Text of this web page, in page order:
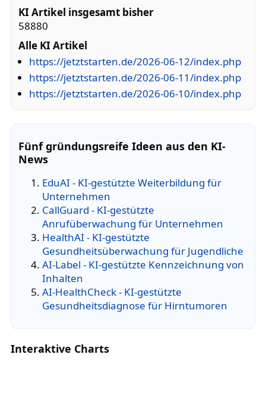
KI Artikel insgesamt bisher
58880
Alle KI Artikel
https://jetztstarten.de/2026-06-12/index.php
https://jetztstarten.de/2026-06-11/index.php
https://jetztstarten.de/2026-06-10/index.php
Fünf gründungsreife Ideen aus den KI-
News
EduAI - KI-gestützte Weiterbildung für
Unternehmen
CallGuard - KI-gestützte
Anrufüberwachung für Unternehmen
HealthAI - KI-gestützte
Gesundheitsüberwachung für Jugendliche
AI-Label - KI-gestützte Kennzeichnung von
Inhalten
AI-HealthCheck - KI-gestützte
Gesundheitsdiagnose für Hirntumoren
Interaktive Charts